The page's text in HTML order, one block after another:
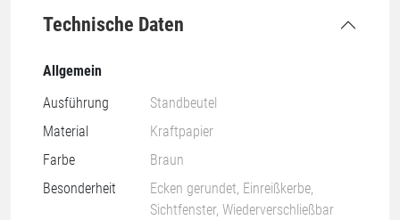
Technische Daten
Allgemein
Ausführung
Standbeutel
Material
Kraftpapier
Farbe
Braun
Besonderheit
Ecken gerundet, Einreißkerbe,
Sichtfenster, Wiederverschließbar